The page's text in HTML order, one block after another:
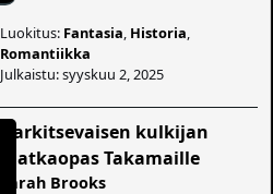
Luokitus: Fantasia Historia
Romantiikka
Julkaistu: syyskuu 2, 2025
Harkitsevaisen kulkijan
matkaopas Takamaille
Sarah Brooks